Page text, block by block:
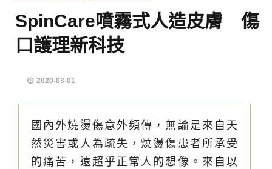
SpinCare噴霧式人造皮膚 傷
口護理新科技
2020-03-01
國內外燒燙傷意外頻傳，無論是來自天
然災害或人為疏失，燒燙傷患者所承受
的痛苦，遠超乎正常人的想像。來自以